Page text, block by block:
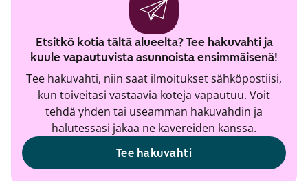
Etsitkö kotia tältä alueelta? Tee hakuvahti ja
kuule vapautuvista asunnoista ensimmäisenä!
Tee hakuvahti, niin saat ilmoitukset sähköpostiisi,
kun toiveitasi vastaavia koteja vapautuu. Voit
tehdä yhden tai useamman hakuvahdin ja
halutessasi jakaa ne kavereiden kanssa.
Tee hakuvahti